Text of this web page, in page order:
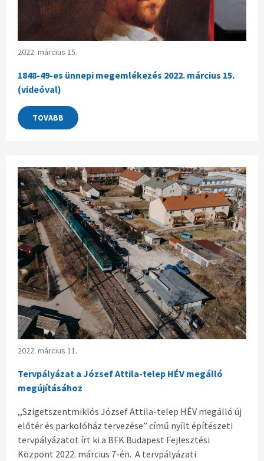
2022. március 15.
1848-49-es ünnepi megemlékezés 2022. március 15.
(videóval)
TOVABB
2022. március 11.
Tervpályázat a József Attila-telep HÉV megálló
megújításához
,,Szigetszentmiklós József Attila-telep HÉV megálló új
előtér és parkolóház tervezése” című nyílt építészeti
tervpályázatot írt ki a BFK Budapest Fejlesztési
Központ 2022. március 7-én. A tervpályázati